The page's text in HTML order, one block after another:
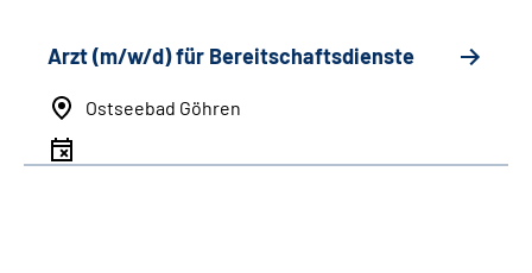
Arzt (m/w/d) für Bereitschaftsdienste
Ostseebad Göhren